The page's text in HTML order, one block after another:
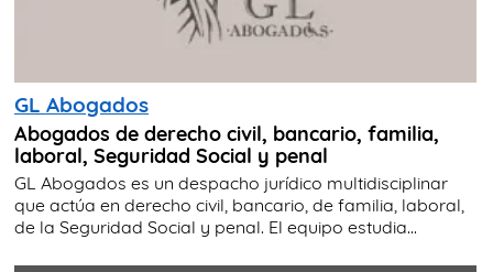
GL Abogados
Abogados de derecho civil, bancario, familia,
laboral, Seguridad Social y penal
GL Abogados es un despacho jurídico multidisciplinar
que actúa en derecho civil, bancario, de familia, laboral,
de la Seguridad Social y penal. El equipo estudia...